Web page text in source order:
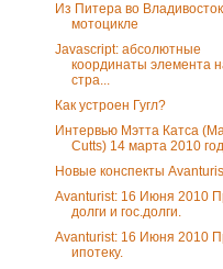
Из Питера во
мотоцикле
Javascript: абсолютные
координаты элемента
стра...
Как устроен Гугл?
Интервью Мэтта Катса
Cutts) 14 марта 2010
Новые конспекты
Avanturist: 16 Июня 2010
долги и гос.долги.
Avanturist: 16 Июня 2010
ипотеку.